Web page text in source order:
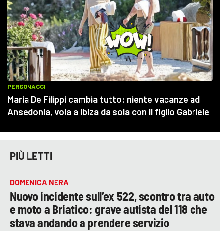
PIÙ LETTI
DOMENICA NERA
Nuovo incidente sull’ex 522, scontro tra auto
e moto a Briatico: grave autista del 118 che
stava andando a prendere servizio